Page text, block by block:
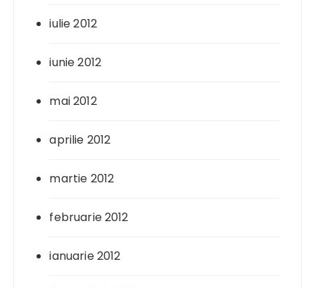
iulie 2012
iunie 2012
mai 2012
aprilie 2012
martie 2012
februarie 2012
ianuarie 2012